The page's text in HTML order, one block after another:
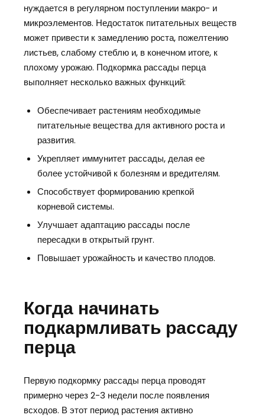
нуждается в регулярном поступлении макро- и
микроэлементов. Недостаток питательных веществ
может привести к замедлению роста, пожелтению
листьев, слабому стеблю и, в конечном итоге, к
плохому урожаю. Подкормка рассады перца
выполняет несколько важных функций:
Обеспечивает растениям необходимые
питательные вещества для активного роста и
развития.
Укрепляет иммунитет рассады, делая ее
более устойчивой к болезням и вредителям.
Способствует формированию крепкой
корневой системы.
Улучшает адаптацию рассады после
пересадки в открытый грунт.
Повышает урожайность и качество плодов.
Когда начинать
подкармливать рассаду
перца
Первую подкормку рассады перца проводят
примерно через 2-3 недели после появления
всходов. В этот период растения активно